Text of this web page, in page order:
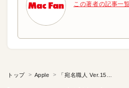
この著者の記事一
トップ Apple